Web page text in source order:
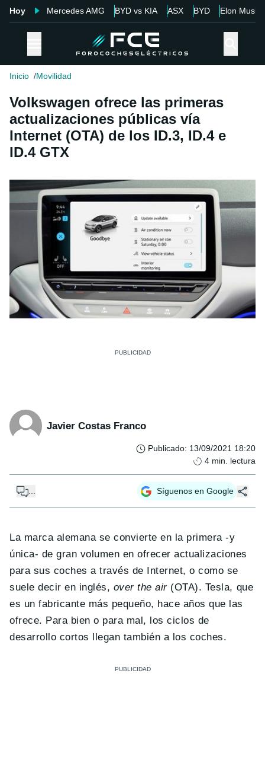
Hoy Mercedes AMG BYD vs KIA ASX BYD Elon Musk
Inicio Movilidad
Volkswagen ofrece las primeras
actualizaciones públicas vía
Internet (OTA) de los ID.3, ID.4 e
ID.4 GTX
Javier Costas Franco
Publicado: 13/09/2021 18:20
4 min. lectura
... Síguenos en Google
La marca alemana se convierte en la primera -y
única- de gran volumen en ofrecer actualizaciones
para sus coches a través de Internet, o como se
suele decir en inglés, over the air(OTA). Tesla, que
es un fabricante más pequeño, hace años que las
ofrece. Para bien o para mal, los ciclos de
desarrollo cortos llegan también a los coches.